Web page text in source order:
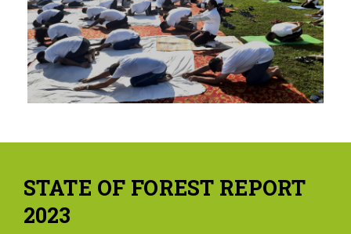
STATE OF FOREST REPORT
2023